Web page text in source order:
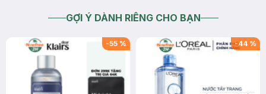
GỢI Ý DÀNH RIÊNG CHO BẠN
-55 % -44 %